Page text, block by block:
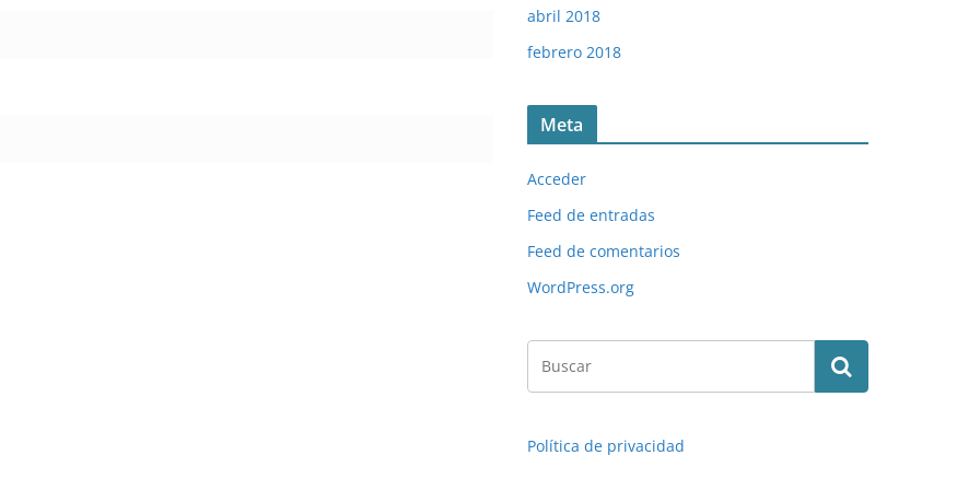
abril 2018
febrero 2018
Meta
Acceder
Feed de entradas
Feed de comentarios
WordPress.org
Política de privacidad